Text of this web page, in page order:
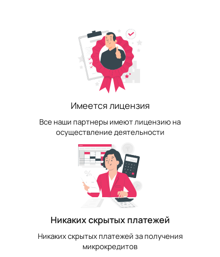
Имеется лицензия
Все наши партнеры имеют лицензию на
осуществление деятельности
Никаких скрытых платежей
Никаких скрытых платежей за получения
микрокредитов